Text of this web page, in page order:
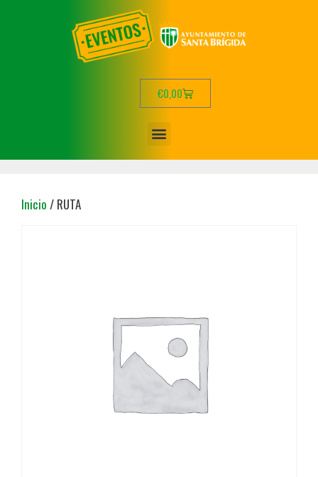
€0,00
Inicio / RUTA